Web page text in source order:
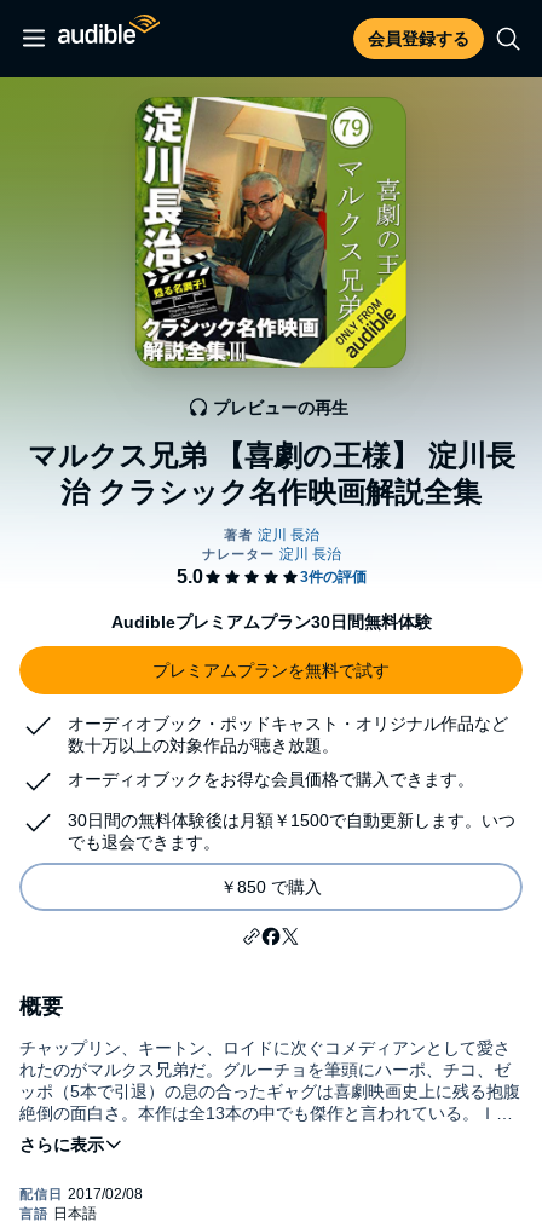
会員登録する
マルクス兄弟 【喜劇の王様】 淀川長
治 クラシック名作映画解説全集
プレビューの再生
Audibleプレミアムプラン30日間無料体験
プレミアムプランを無料で試す
オーディオブック・ポッドキャスト・オリジナル作品など
数十万以上の対象作品が聴き放題。
オーディオブックをお得な会員価格で購入できます。
30日間の無料体験後は月額￥1500で自動更新します。いつ
でも退会できます。
￥850 で購入
概要
チャップリン、キートン、ロイドに次ぐコメディアンとして愛さ
れたのがマルクス兄弟だ。グルーチョを筆頭にハーポ、チコ、ゼ
ッポ（5本で引退）の息の合ったギャグは喜劇映画史上に残る抱腹
絶倒の面白さ。本作は全13本の中でも傑作と言われている。ＩＶ
Ｃ